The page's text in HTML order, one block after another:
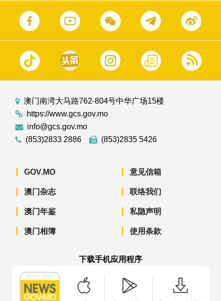
澳门南湾大马路762-804号中华广场15楼
https://www.gcs.gov.mo
info@gcs.gov.mo
(853)2833 2886
(853)2835 5426
GOV.MO
澳门杂志
澳门年鉴
澳门相簿
意见信箱
联络我们
私隐声明
使用条款
下载手机应用程序